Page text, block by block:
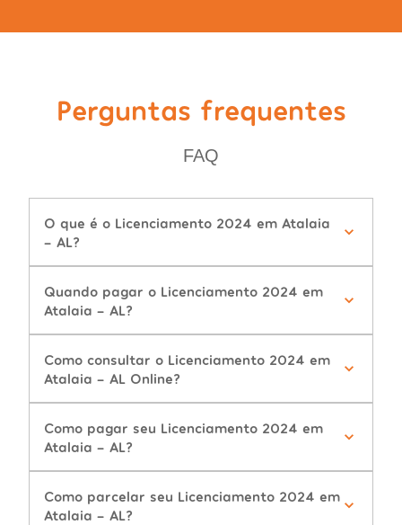
Perguntas frequentes
FAQ
O que é o Licenciamento 2024 em Atalaia
- AL?
Quando pagar o Licenciamento 2024 em
Atalaia - AL?
Como consultar o Licenciamento 2024 em
Atalaia - AL Online?
Como pagar seu Licenciamento 2024 em
Atalaia - AL?
Como parcelar seu Licenciamento 2024 em
Atalaia - AL?